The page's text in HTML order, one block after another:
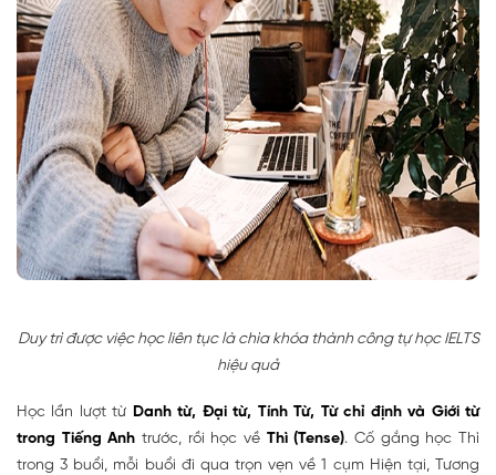
Duy trì được việc học liên tục là chìa khóa thành công tự học IELTS
hiệu quả
Học lần lượt từ Danh từ, Đại từ, Tính Từ, Từ chỉ định và Giới từ
trong Tiếng Anh trước, rồi học về Thì (Tense). Cố gắng học Thì
trong 3 buổi, mỗi buổi đi qua trọn vẹn về 1 cụm Hiện tại, Tương